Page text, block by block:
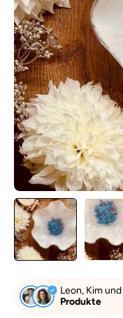
Leon, Kim und
Produkte